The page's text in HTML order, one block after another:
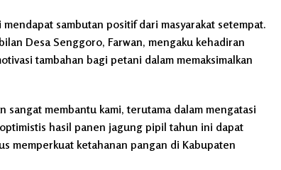
sambutan positif dari masyarakat setempat.
Desa Senggoro, Farwan, mengaku kehadiran
tambahan bagi petani dalam memaksimalkan
membantu kami, terutama dalam mengatasi
hasil panen jagung pipil tahun ini dapat
memperkuat ketahanan pangan di Kabupaten